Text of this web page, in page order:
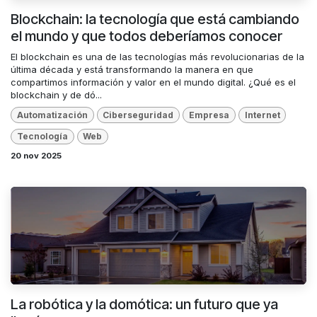
Blockchain: la tecnología que está cambiando
el mundo y que todos deberíamos conocer
El blockchain es una de las tecnologías más revolucionarias de la
última década y está transformando la manera en que
compartimos información y valor en el mundo digital. ¿Qué es el
blockchain y de dó...
Automatización Ciberseguridad Empresa Internet
Tecnología Web
20 nov 2025
La robótica y la domótica: un futuro que ya